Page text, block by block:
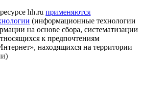
hh.ru применяются
(информационные технологии
на основе сбора, систематизации
к предпочтениям
находящихся на территории